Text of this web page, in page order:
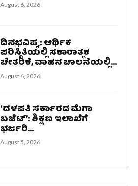
August 6, 2026
ದಿನಭವಿಷ್ಯ: ಆರ್ಥಿಕ
ಪರಿಸ್ಥಿತಿಯಲ್ಲಿ ಸಕಾರಾತ್ಮಕ
ಚೇತರಿಕೆ, ವಾಹನ ಚಾಲನೆಯಲ್ಲಿ...
August 6, 2026
‘ದಳಪತಿ ಸರ್ಕಾರದ ಮೆಗಾ
ಬಜೆಟ್’: ಶಿಕ್ಷಣ ಇಲಾಖೆಗೆ
ಭರ್ಜರಿ...
August 5, 2026